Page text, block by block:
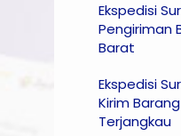
Ekspedisi
Pengiriman
Barat
Ekspedisi
Kirim
Terjangkau